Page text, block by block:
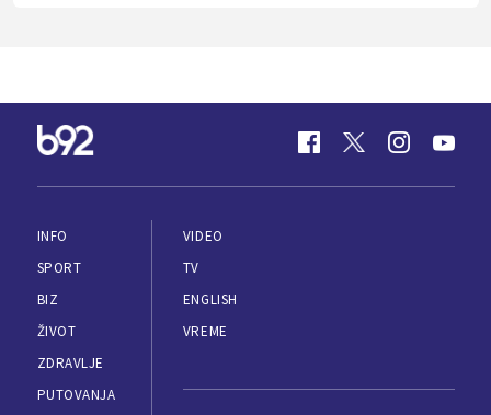
INFO
SPORT
BIZ
ŽIVOT
ZDRAVLJE
PUTOVANJA
VIDEO
TV
ENGLISH
VREME